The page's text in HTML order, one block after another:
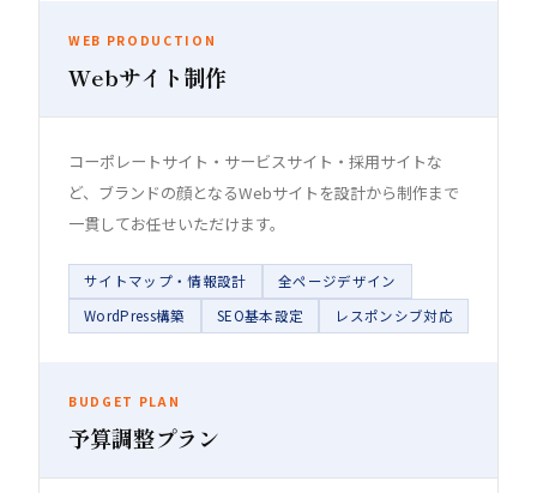
WEB PRODUCTION
Webサイト制作
コーポレートサイト・サービスサイト・採用サイトな
ど、ブランドの顔となるWebサイトを設計から制作まで
一貫してお任せいただけます。
サイトマップ・情報設計
全ページデザイン
WordPress構築
SEO基本設定 レスポンシブ対応
BUDGET PLAN
予算調整プラン